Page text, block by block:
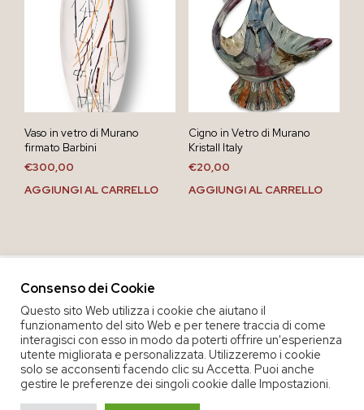
Vaso in vetro di Murano
firmato Barbini
€300,00
AGGIUNGI AL CARRELLO
Cigno in Vetro di Murano
Kristall Italy
€20,00
AGGIUNGI AL CARRELLO
COPYRIGHT 2020 COOP. SOC. OFFICINA 68 |
Consenso dei Cookie
Questo sito Web utilizza i cookie che aiutano il
funzionamento del sito Web e per tenere traccia di come
interagisci con esso in modo da poterti offrire un'esperienza
utente migliorata e personalizzata. Utilizzeremo i cookie
solo se acconsenti facendo clic su Accetta. Puoi anche
gestire le preferenze dei singoli cookie dalle Impostazioni.